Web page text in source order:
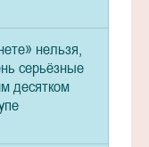
нельзя,
серьёзные
десятком